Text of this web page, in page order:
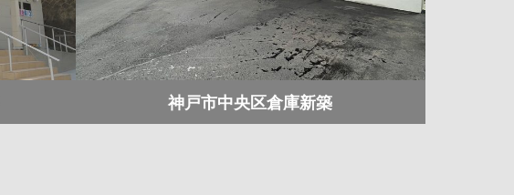
神戸市中央区倉庫新築